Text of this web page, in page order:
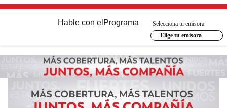
Hable con el Programa
Selecciona tu emisora
Elige tu emisora